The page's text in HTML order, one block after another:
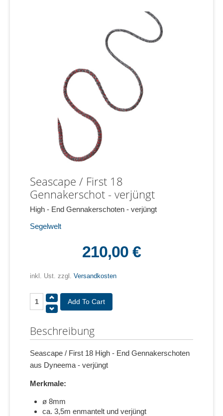
Seascape / First 18
Gennakerschot - verjüngt
High - End Gennakerschoten - verjüngt
Segelwelt
210,00 €
inkl. Ust. zzgl. Versandkosten
Beschreibung
Seascape / First 18 High - End Gennakerschoten
aus Dyneema - verjüngt
Merkmale:
ø 8mm
ca. 3,5m enmantelt und verjüngt